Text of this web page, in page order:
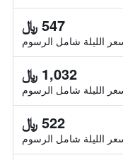
547 ﷼
الليلة شامل الرسوم
1,032 ﷼
الليلة شامل الرسوم
522 ﷼
الليلة شامل الرسوم